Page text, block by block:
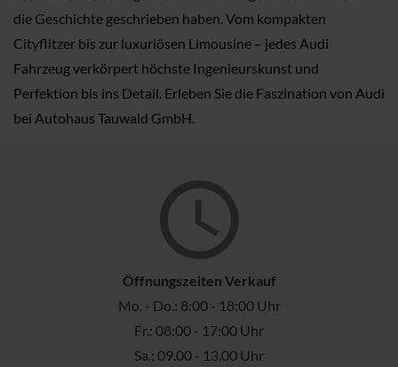
die Geschichte geschrieben haben. Vom kompakten
Cityflitzer bis zur luxuriösen Limousine – jedes Audi
Fahrzeug verkörpert höchste Ingenieurskunst und
Perfektion bis ins Detail. Erleben Sie die Faszination von Audi
bei Autohaus Tauwald GmbH.
Öffnungszeiten Verkauf
Mo. - Do.: 8:00 - 18:00 Uhr
Fr.: 08:00 - 17:00 Uhr
Sa.: 09.00 - 13.00 Uhr